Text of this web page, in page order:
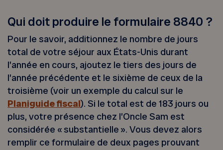
Qui doit produire le formulaire 8840 ?
Pour le savoir, additionnez le nombre de jours
total de votre séjour aux États-Unis durant
l’année en cours, ajoutez le tiers des jours de
l’année précédente et le sixième de ceux de la
troisième (voir un exemple du calcul sur le
Planiguide fiscal). Si le total est de 183 jours ou
plus, votre présence chez l’Oncle Sam est
considérée « substantielle ». Vous devez alors
remplir ce formulaire de deux pages prouvant